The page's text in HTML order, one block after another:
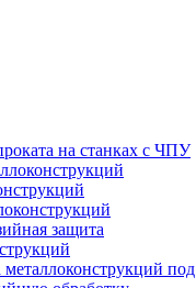
на станках с ЧПУ
защита
металлоконструкций под